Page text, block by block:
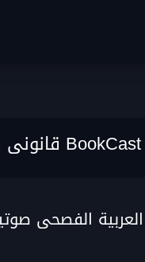
BookCast قانونى باللغة العربية الفصحى